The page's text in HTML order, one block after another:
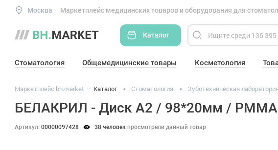
Москва Маркетплейс медицинских товаров и оборудования для
Каталог
Стоматология Общемедицинские товары Косметология
Маркетплейс bh.market Каталог Стоматология Зуботехническая
БЕЛАКРИЛ - Диск A2 / 98*20мм / РММА
Артикул: 00000097428 38 человек просмотрели данный товар